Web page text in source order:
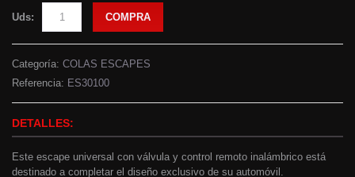
Uds: COMPRA
Categoría: COLAS ESCAPES
Referencia: ES30100
DETALLES:
Este escape universal con válvula y control remoto inalámbrico está
destinado a completar el diseño exclusivo de su automóvil.